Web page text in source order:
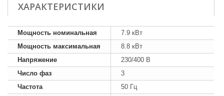
ХАРАКТЕРИСТИКИ
Мощность номинальная
7.9 кВт
Мощность максимальная
8.8 кВт
Напряжение
230/400 В
Число фаз
3
Частота
50 Гц